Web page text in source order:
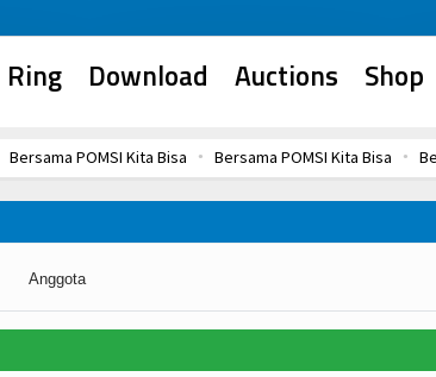
Ring Download Auctions Shop
Bersama POMSI Kita Bisa Bersama POMSI Kita Bisa
Anggota